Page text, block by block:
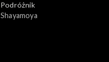
Podróżnik
Shayamoya